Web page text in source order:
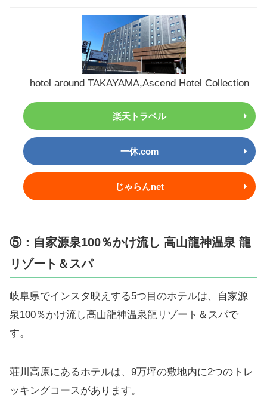
hotel around TAKAYAMA,Ascend Hotel Collection
楽天トラベル
一休.com
じゃらんnet
⑤：自家源泉100％かけ流し 高山龍神温泉 龍
リゾート＆スパ
岐阜県でインスタ映えする5つ目のホテルは、自家源
泉100％かけ流し高山龍神温泉龍リゾート＆スパで
す。
荘川高原にあるホテルは、9万坪の敷地内に2つのトレ
ッキングコースがあります。